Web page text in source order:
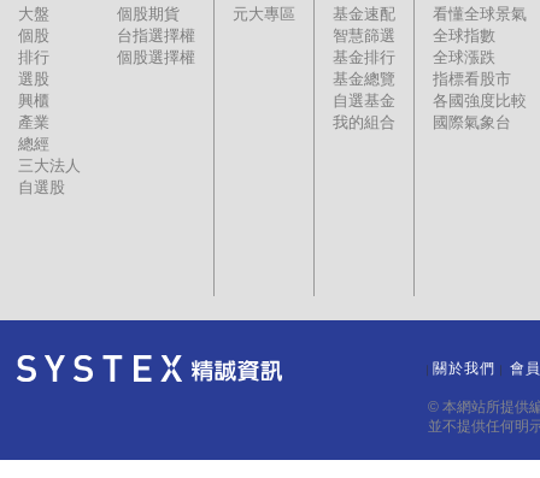
大盤
個股
排行
選股
興櫃
產業
總經
三大法人
自選股
個股期貨
台指選擇權
個股選擇權
元大專區
基金速配
智慧篩選
基金排行
基金總覽
自選基金
我的組合
看懂全球景氣
全球指數
全球漲跌
指標看股市
各國強度比較
國際氣象台
關於我們 會
© 本網站所提供
並不提供任何明